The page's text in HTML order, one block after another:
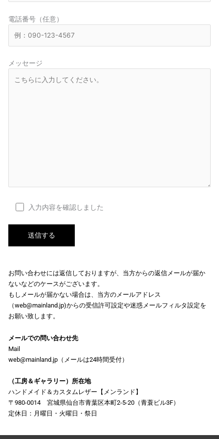
電話番号（任意）
メッセージ
入力内容を確認しました
お問い合わせには返信しておりますが、当方からの返信メールが届か
ないなどのケースがございます。
もしメールが届かない場合は、当方のメールアドレス
（web@mainland.jp)からの受信許可設定や迷惑メールフィルタ設定を
お願い致します。
メールでの問い合わせ先
Mail
web@mainland.jp（メールは24時間受付）
（工房＆ギャラリー）所在地
ハンドメイド＆カスタムレザー【メンランド】
〒980-0014 宮城県仙台市青葉区本町2-5-20（青蓑ビル3F）
定休日：月曜日・火曜日・祭日